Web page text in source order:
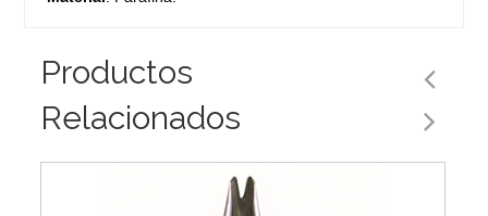
Productos
Relacionados